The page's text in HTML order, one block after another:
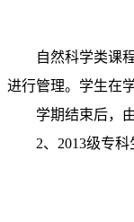
自然科学类课
进行管理。学生在
学期结束后，
2、2013级专